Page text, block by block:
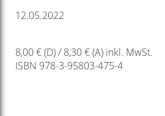
12.05.2022
8,00 € (D) / 8,30 € (A) inkl. MwSt.
ISBN 978-3-95803-475-4